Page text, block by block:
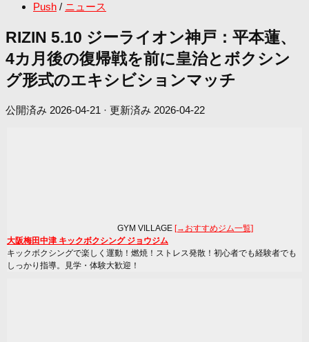
Push / ニュース
RIZIN 5.10 ジーライオン神戸：平本蓮、
4カ月後の復帰戦を前に皇治とボクシン
グ形式のエキシビションマッチ
公開済み 2026-04-21 · 更新済み 2026-04-22
GYM VILLAGE [→おすすめジム一覧]
大阪梅田中津 キックボクシング ジョウジム
キックボクシングで楽しく運動！燃焼！ストレス発散！初心者でも経験者でも
しっかり指導。見学・体験大歓迎！